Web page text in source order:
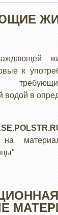
к
водой в